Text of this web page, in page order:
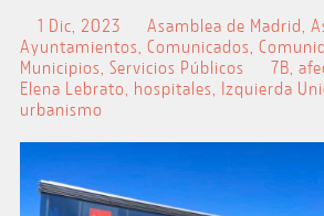
1 Dic, 2023 Asamblea de Madrid
Ayuntamientos Comunicados
Municipios Servicios Públicos 7B
Elena Lebrato
hospitales Izquierda
urbanismo